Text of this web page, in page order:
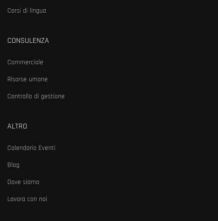
Corsi di lingua
CONSULENZA
Commerciale
Risorse umane
Controllo di gestione
ALTRO
Calendario Eventi
Blog
Dove siamo
Lavora con noi